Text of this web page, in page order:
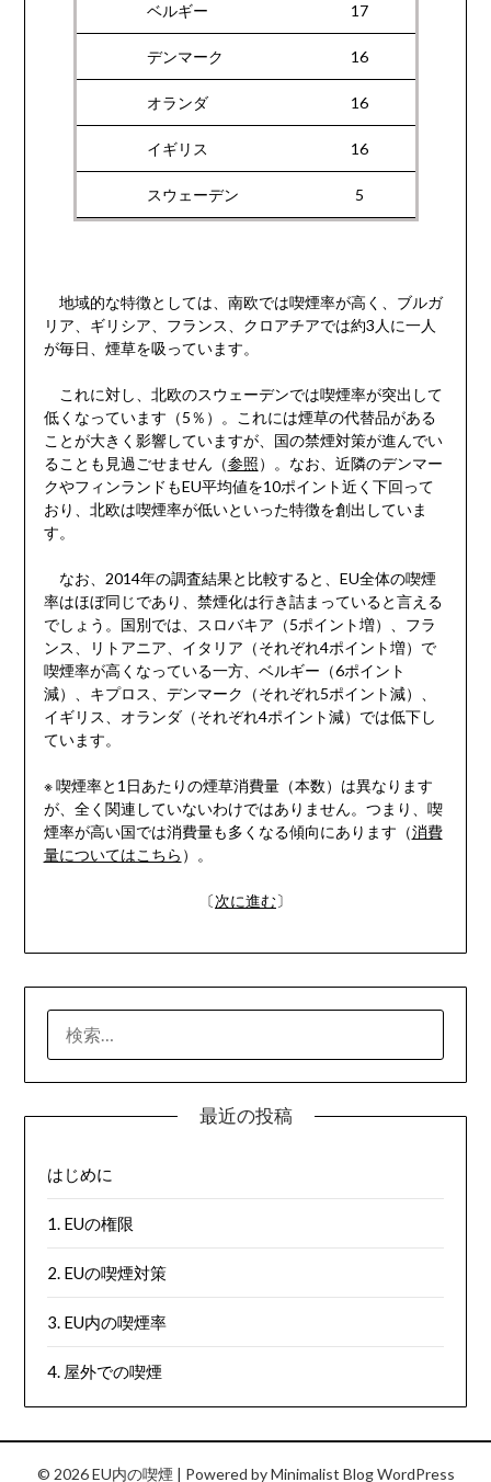
ベルギー 17
デンマーク 16
オランダ 16
イギリス 16
スウェーデン 5
地域的な特徴としては、南欧では喫煙率が高く、ブルガ
リア、ギリシア、フランス、クロアチアでは約3人に一人
が毎日、煙草を吸っています。
これに対し、北欧のスウェーデンでは喫煙率が突出して
低くなっています（5％）。これには煙草の代替品がある
ことが大きく影響していますが、国の禁煙対策が進んでい
ることも見過ごせません（参照）。なお、近隣のデンマー
クやフィンランドもEU平均値を10ポイント近く下回って
おり、北欧は喫煙率が低いといった特徴を創出していま
す。
なお、2014年の調査結果と比較すると、EU全体の喫煙
率はほぼ同じであり、禁煙化は行き詰まっていると言える
でしょう。国別では、スロバキア（5ポイント増）、フラ
ンス、リトアニア、イタリア（それぞれ4ポイント増）で
喫煙率が高くなっている一方、ベルギー（6ポイント
減）、キプロス、デンマーク（それぞれ5ポイント減）、
イギリス、オランダ（それぞれ4ポイント減）では低下し
ています。
※ 喫煙率と1日あたりの煙草消費量（本数）は異なります
が、全く関連していないわけではありません。つまり、喫
煙率が高い国では消費量も多くなる傾向にあります（消費
量についてはこちら ）。
〔次に進む〕
最近の投稿
はじめに
1. EUの権限
2. EUの喫煙対策
3. EU内の喫煙率
4. 屋外での喫煙
© 2026 EU内の喫煙 | Powered byMinimalist BlogWordPress